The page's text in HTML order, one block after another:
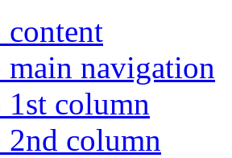
main navigation
column
2nd column